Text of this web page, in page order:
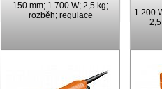
150 mm; 1.700 W; 2,5 kg;
rozběh; regulace
1.200